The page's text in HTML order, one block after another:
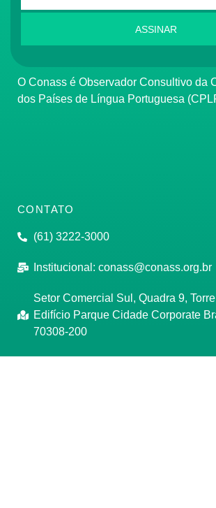
ASSINAR
O Conass é Observador Consultivo da Comunidade
dos Países de Língua Portuguesa
CONTATO
(61) 3222-3000
Institucional: conass@conass.org.br
Setor Comercial Sul, Quadra 9,
Edifício Parque Cidade Corporate
70308-200